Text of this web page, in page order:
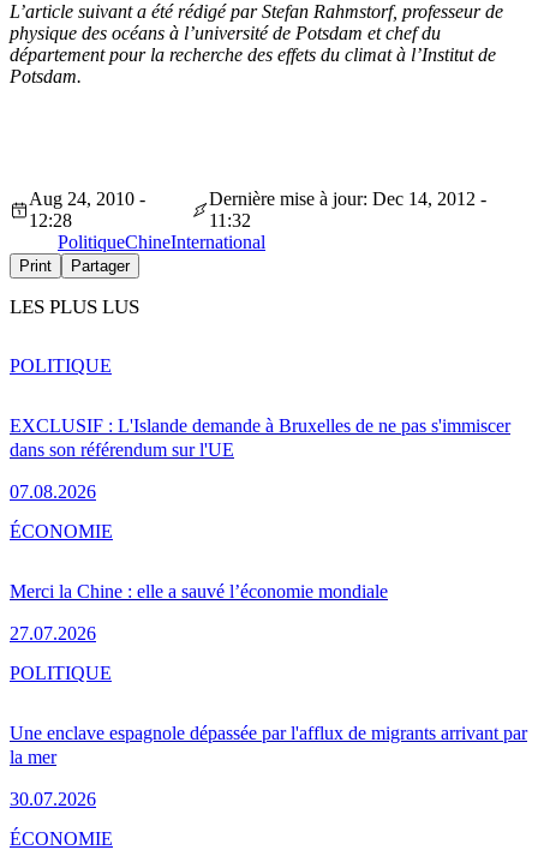
L’article suivant a été rédigé par Stefan Rahmstorf, professeur de
physique des océans à l’université de Potsdam et chef du
département pour la recherche des effets du climat à l’Institut de
Potsdam.
Aug 24, 2010 -
12:28
Dernière mise à jour: Dec 14, 2012 -
11:32
PolitiqueChineInternational
Print Partager
LES PLUS LUS
EXCLUSIF : L'Islande demande à Bruxelles de ne pas s'immiscer
dans son référendum sur l'UE
07.08.2026
POLITIQUE
Merci la Chine : elle a sauvé l’économie mondiale
27.07.2026
ÉCONOMIE
Une enclave espagnole dépassée par l'afflux de migrants arrivant par
la mer
30.07.2026
POLITIQUE
ÉCONOMIE